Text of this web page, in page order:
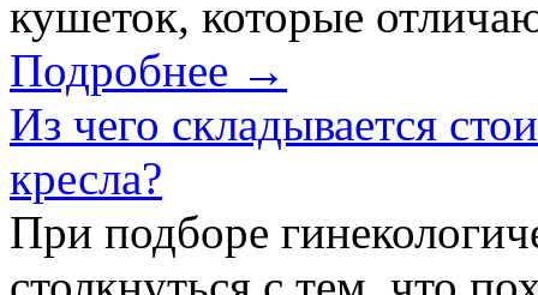
кушеток, которые
Подробнее →
Из чего складывается
кресла?
При подборе